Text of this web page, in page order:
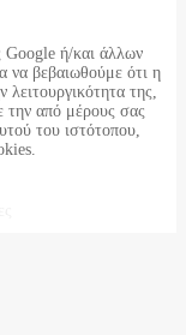
Google ή/και άλλων
να βεβαιωθούμε ότι η
λειτουργικότητα της,
την από μέρους σας
του ιστότοπου,